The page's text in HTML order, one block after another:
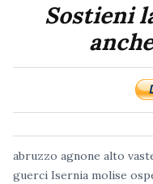
Sostieni
abruzzo agnone alto
guerci Isernia molise